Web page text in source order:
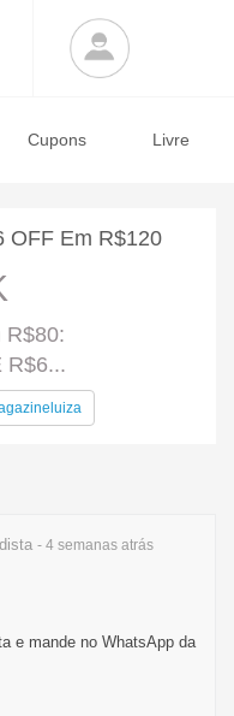
Cupons Livre
OFF Em R$120
R$80:
R$6...
- 4 semanas atrás
e mande no WhatsApp da